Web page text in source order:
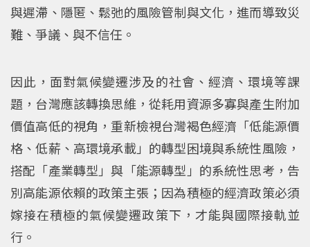
與遲滯、隱匿、鬆弛的風險管制與文化，進而導致災
難、爭議、與不信任。
因此，面對氣候變遷涉及的社會、經濟、環境等課
題，台灣應該轉換思維，從耗用資源多寡與產生附加
價值高低的視角，重新檢視台灣褐色經濟「低能源價
格、低薪、高環境承載」的轉型困境與系統性風險，
搭配「產業轉型」與「能源轉型」的系統性思考，告
別高能源依賴的政策主張；因為積極的經濟政策必須
嫁接在積極的氣候變遷政策下，才能與國際接軌並
行。